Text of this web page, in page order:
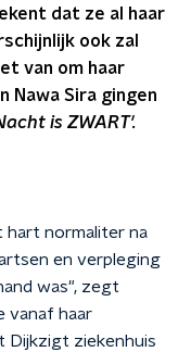
dat ze al haar
ook zal
van om haar
Nawa Sira gingen
is ZWART'.
hart normaliter na
en verpleging
was", zegt
vanaf haar
Dijkzigt ziekenhuis